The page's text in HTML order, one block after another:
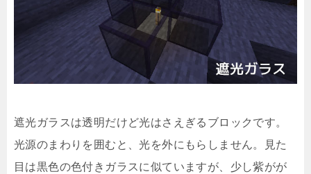
遮光ガラスは透明だけど光はさえぎるブロックです。
光源のまわりを囲むと、光を外にもらしません。見た
目は黒色の色付きガラスに似ていますが、少し紫がが